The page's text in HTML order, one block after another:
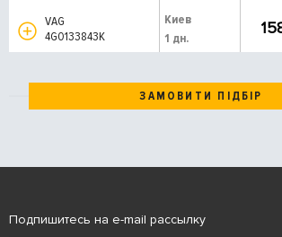
VAG
4G0133843K
Киев
1 дн.
ЗАМОВИТИ ПІДБІР
Подпишитесь на e-mail рассылку